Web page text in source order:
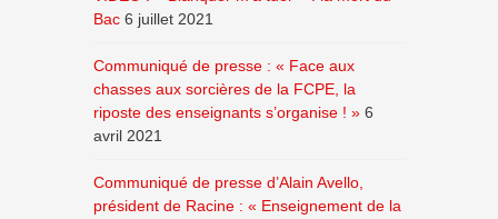
Bac 6 juillet 2021
Communiqué de presse : « Face aux
chasses aux sorcières de la FCPE, la
riposte des enseignants s’organise ! » 6
avril 2021
Communiqué de presse d’Alain Avello,
président de Racine : « Enseignement de la